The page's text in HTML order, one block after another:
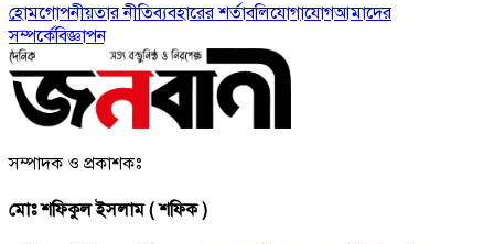
হোমগোপনীয়তার নীতিব্যবহারের শর্তাবলিযোগাযোগআমাদের
সম্পর্কেবিজ্ঞাপন
সম্পাদক ও প্রকাশকঃ
মোঃ শফিকুল ইসলাম ( শফিক )